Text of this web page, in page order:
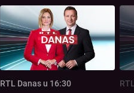
RTL Danas u 16:30